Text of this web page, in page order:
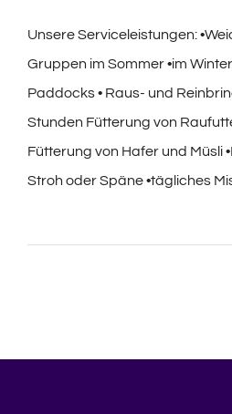
Unsere Serviceleistungen:
Gruppen im Sommer •im
Paddocks • Raus- und
Stunden Fütterung von
Fütterung von Hafer und Müsli
Stroh oder Späne •tägliches